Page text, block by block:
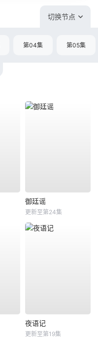
切换节点
第04集 第05集
御廷谣
更新至第24集
夜语记
更新至第19集